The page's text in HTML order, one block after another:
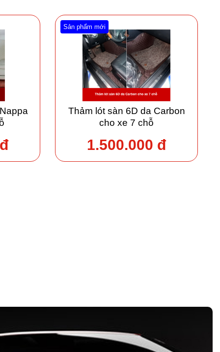
Sản phẩm mới
Thảm lót sàn 6D da Carbon
cho xe 7 chỗ
1.500.000 đ